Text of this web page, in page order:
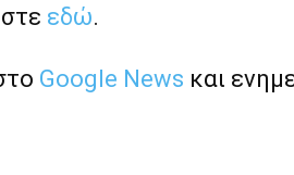
εδώ.
Google News και